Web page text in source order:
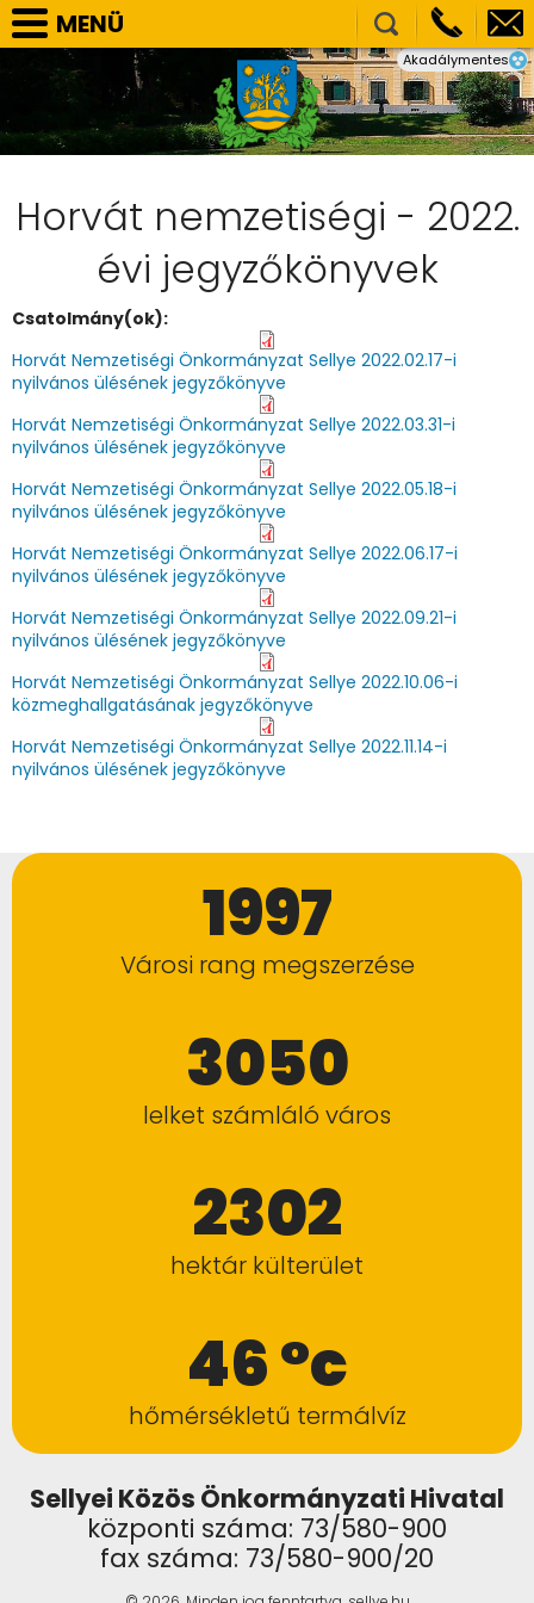
Akadálymentes
MENÜ
SELLYE VÁROS ÖNKORMÁNYZAT
TÁRSULÁSOK
NEMZETISÉGI ÖNKORMÁNYZATOK
HIVATAL
KÖZÉRDEKŰ ADATOK
VÁLASZTÁS
E-ÜGYINTÉZÉS
KÉPGALÉRIA
Horvát nemzetiségi - 2022.
évi jegyzőkönyvek
Csatolmány(ok):
Horvát Nemzetiségi Önkormányzat Sellye 2022.02.17-i
nyilvános ülésének jegyzőkönyve
Horvát Nemzetiségi Önkormányzat Sellye 2022.03.31-i
nyilvános ülésének jegyzőkönyve
Horvát Nemzetiségi Önkormányzat Sellye 2022.05.18-i
nyilvános ülésének jegyzőkönyve
Horvát Nemzetiségi Önkormányzat Sellye 2022.06.17-i
nyilvános ülésének jegyzőkönyve
Horvát Nemzetiségi Önkormányzat Sellye 2022.09.21-i
nyilvános ülésének jegyzőkönyve
Horvát Nemzetiségi Önkormányzat Sellye 2022.10.06-i
közmeghallgatásának jegyzőkönyve
Horvát Nemzetiségi Önkormányzat Sellye 2022.11.14-i
nyilvános ülésének jegyzőkönyve
1997
Városi rang megszerzése
3050
lelket számláló város
2302
hektár külterület
46 °c
hőmérsékletű termálvíz
Sellyei Közös Önkormányzati Hivatal
központi száma: 73/580-900
fax száma: 73/580-900/20